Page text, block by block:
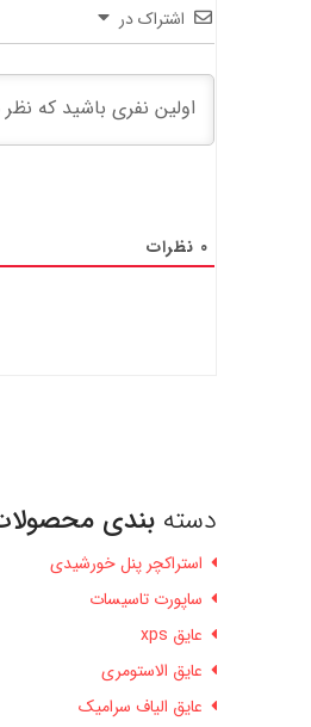
اشتراک در
0 نظرات
دسته بندی
استراکچر پنل خورشیدی
ساپورت تاسیسات
عایق xps
عایق الاستومری
عایق الیاف سرامیک